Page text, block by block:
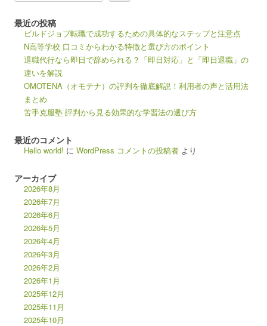
最近の投稿
ビルドジョブ転職で成功するための具体的なステップと注意点
N高等学校 口コミからわかる特徴と選び方のポイント
退職代行なら即日で辞められる？「即日対応」と「即日退職」の
違いを解説
OMOTENA（オモテナ）の評判を徹底解説！利用者の声と活用法
まとめ
苦手克服塾 評判から見る効果的な学習法の選び方
最近のコメント
Hello world! に WordPress コメントの投稿者 より
アーカイブ
2026年8月
2026年7月
2026年6月
2026年5月
2026年4月
2026年3月
2026年2月
2026年1月
2025年12月
2025年11月
2025年10月